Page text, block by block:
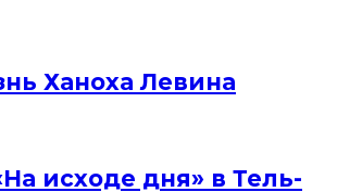
Ханоха Левина
исходе дня» в Тель-